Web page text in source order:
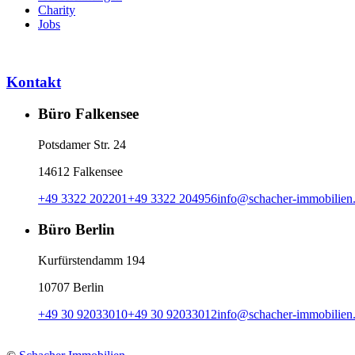
Charity
Jobs
Kontakt
Büro Falkensee
Potsdamer Str. 24
14612 Falkensee
+49 3322 202201+49 3322 204956info@schacher-
Büro Berlin
Kurfürstendamm 194
10707 Berlin
+49 30 92033010+49 30 92033012info@schacher-